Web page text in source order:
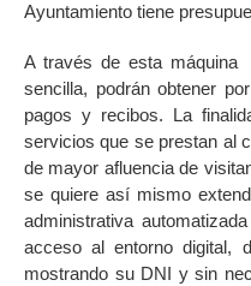
Ayuntamiento tiene
A través de esta
sencilla, podrán obtener
pagos y recibos. La
servicios que se prestan al
de mayor afluencia de
se quiere así mismo
administrativa
acceso al entorno digital,
mostrando su DNI y sin